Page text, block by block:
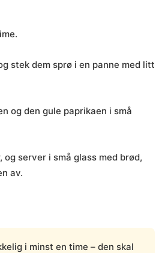
stek dem sprø i en panne med litt
og den gule paprikaen i små
server i små glass med brød,
av.
i minst en time – den skal